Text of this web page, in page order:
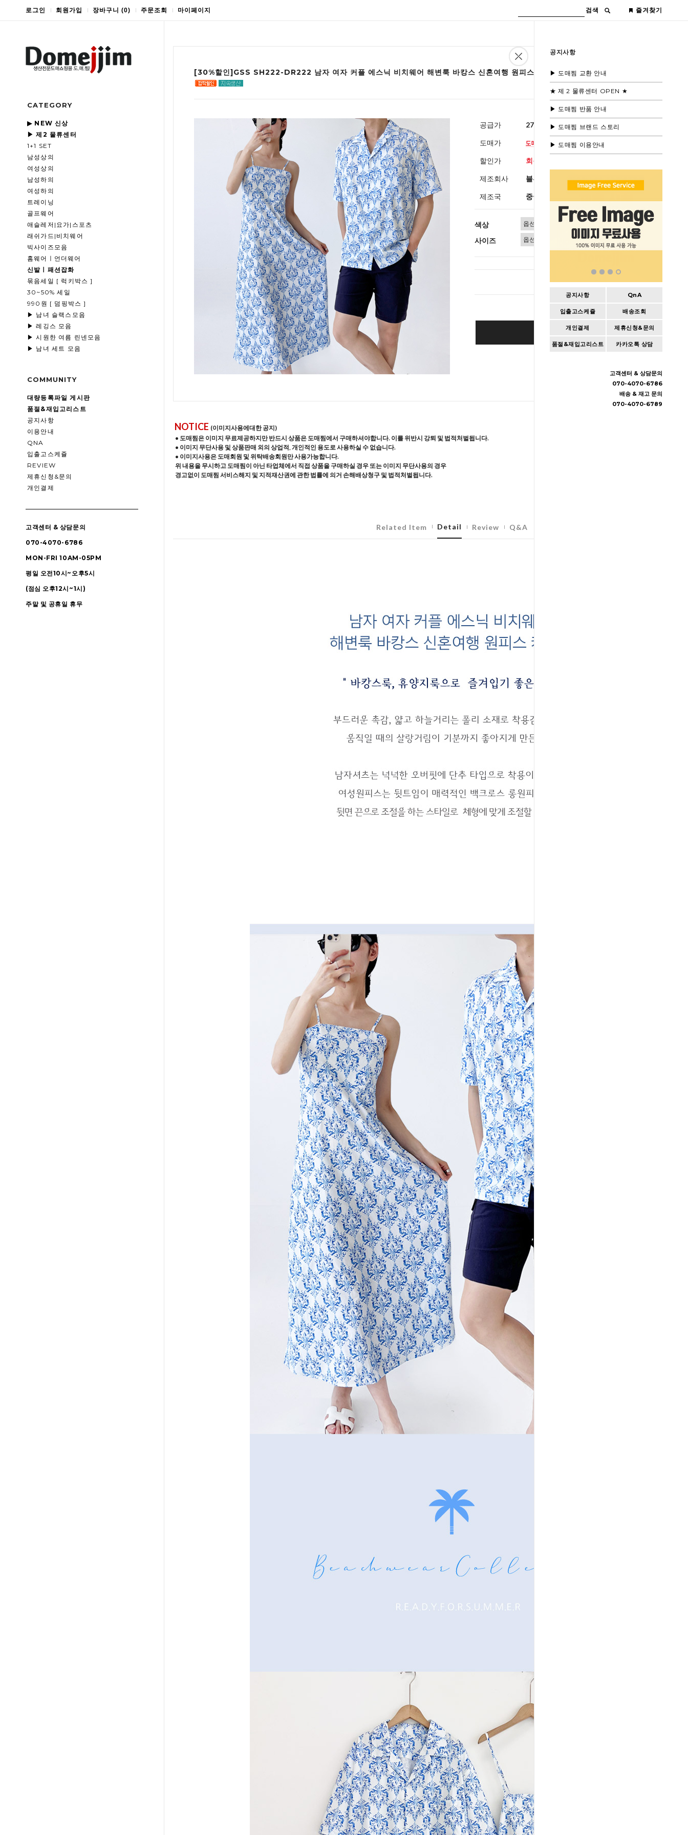
로그인 회원가입 장바구니 (0) 주문조회 마이페이지 검색 즐겨찾기
CATEGORY
▶ NEW 신상
▶ 제2 물류센터
1+1 SET
남성상의
여성상의
남성하의
여성하의
트레이닝
골프웨어
애슬레저|요가|스포츠
래쉬가드|비치웨어
빅사이즈모음
홈웨어ㅣ언더웨어
신발ㅣ패션잡화
묶음세일 [ 럭키박스 ]
30~50% 세일
990원 [ 덤핑박스 ]
▶ 남녀 슬랙스모음
▶ 레깅스 모음
▶ 시원한 여름 린넨모음
▶ 남녀 세트 모음
COMMUNITY
대량등록파일 게시판
품절&재입고리스트
공지사항
이용안내
QNA
입출고스케쥴
REVIEW
제휴신청&문의
개인결제
고객센터 & 상담문의
070-4070-6786
MON-FRI 10AM-05PM
평일 오전10시~오후5시
(점심 오후12시~1시)
주말 및 공휴일 휴무
공지사항
▶ 도매찜 교환 안내
★ 제 2 물류센터 OPEN ★
▶ 도매찜 반품 안내
▶ 도매찜 브랜드 스토리
▶ 도매찜 이용안내
공지사항 QnA
입출고스케쥴 배송조회
개인결제 제휴신청&문의
품절&재입고리스트 카카오톡 상담
고객센터 & 상담문의
070-4070-6786
배송 & 재고 문의
070-4070-6789
[30%할인]GSS SH222-DR222 남자 여자 커플 에스닉 비치웨어 해변룩 바캉스 신혼여행 원피스 커플룩
공급가 27,000원(부가세별도)
도매가
할인가 회원공개
제조회사 블루모드제휴사
제조국 중국
색상
사이즈
총 상품
SOLD OUT
NOTICE (이미지사용에대한 공지)
• 도매찜은 이미지 무료제공하지만 반드시 상품은 도매찜에서 구매하셔야합니다. 이를 위반시 강퇴 및 법적처벌됩니다.
• 이미지 무단사용 및 상품판매 외의 상업적, 개인적인 용도로 사용하실 수 없습니다.
• 이미지사용은 도매회원 및 위탁배송회원만 사용가능합니다.
위 내용을 무시하고 도매찜이 아닌 타업체에서 직접 상품을 구매하실 경우 또는 이미지 무단사용의 경우
경고없이 도매찜 서비스해지 및 지적재산권에 관한 법률에 의거 손해배상청구 및 법적처벌됩니다.
Related Item Detail Review Q&A